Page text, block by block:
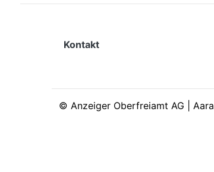
Kontakt
© Anzeiger Oberfreiamt AG |